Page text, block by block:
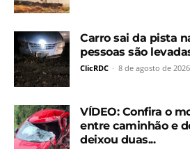
Carro sai da pista
pessoas são
ClicRDC - 8 de agosto de 2026
VÍDEO: Confira o
entre caminhão e
deixou duas...